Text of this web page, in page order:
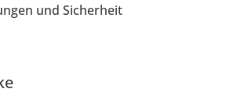
und Sicherheit